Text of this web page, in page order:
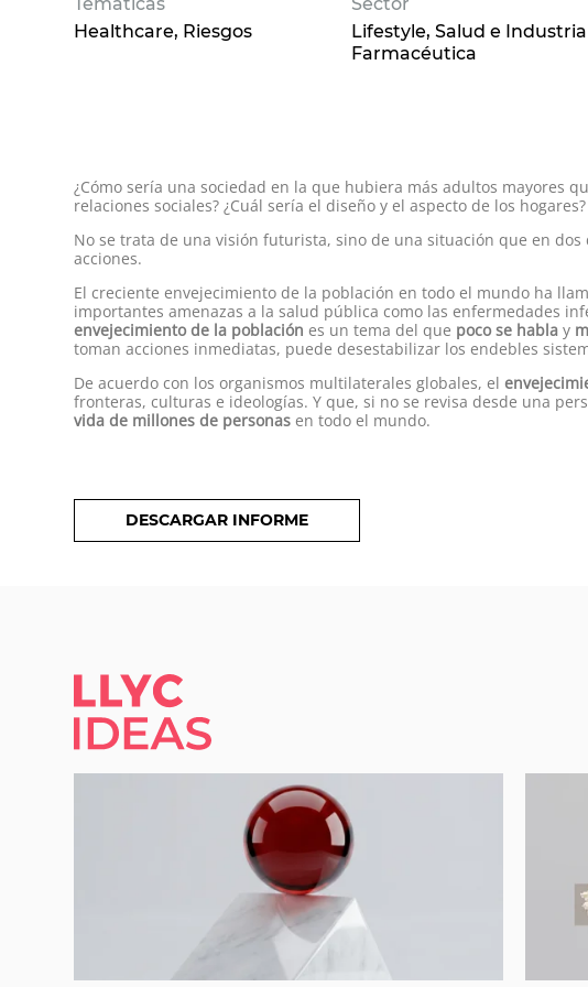
Healthcare Riesgos
Lifestyle Salud e Industria
Farmacéutica
¿Cómo sería una sociedad en la que hubiera más adultos mayores
relaciones sociales? ¿Cuál sería el diseño y el aspecto de los
No se trata de una visión futurista, sino de una situación que en
acciones.
El creciente envejecimiento de la población en todo el mundo ha
importantes amenazas a la salud pública como las enfermedades
envejecimiento de la poblaciónes un tema del que poco se habla y
toman acciones inmediatas, puede desestabilizar los endebles
De acuerdo con los organismos multilaterales globales, el
fronteras, culturas e ideologías. Y que, si no se revisa desde una
vida de millones de personas en todo el mundo.
DESCARGAR INFORME
LLYC IDEAS.